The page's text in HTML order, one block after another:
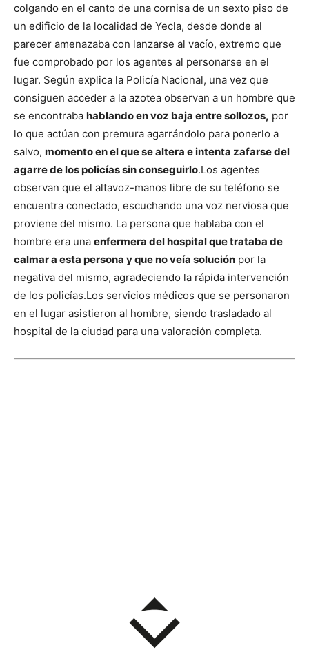
colgando en el canto de una cornisa de un sexto piso de
un edificio de la localidad de Yecla, desde donde al
parecer amenazaba con lanzarse al vacío, extremo que
fue comprobado por los agentes al personarse en el
lugar. Según explica la Policía Nacional, una vez que
consiguen acceder a la azotea observan a un hombre que
se encontraba hablando en voz baja entre sollozos, por
lo que actúan con premura agarrándolo para ponerlo a
salvo, momento en el que se altera e intenta zafarse del
agarre de los policías sin conseguirlo.Los agentes
observan que el altavoz-manos libre de su teléfono se
encuentra conectado, escuchando una voz nerviosa que
proviene del mismo. La persona que hablaba con el
hombre era una enfermera del hospital que trataba de
calmar a esta persona y que no veía solución por la
negativa del mismo, agradeciendo la rápida intervención
de los policías.Los servicios médicos que se personaron
en el lugar asistieron al hombre, siendo trasladado al
hospital de la ciudad para una valoración completa.